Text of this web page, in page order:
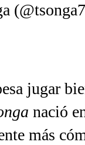
jugar
nació
más